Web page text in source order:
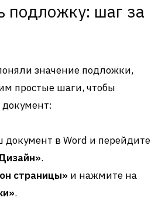
подложку: шаг за
значение подложки,
простые шаги, чтобы
документ в Word и перейдите
.
страницы» и нажмите на
.